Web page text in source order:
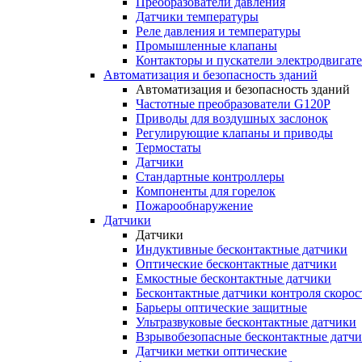
Датчики температуры
Реле давления и температуры
Промышленные клапаны
Контакторы и пускатели
Автоматизация и безопасность зданий
Автоматизация и безопасность зданий
Частотные преобразователи G120P
Приводы для воздушных заслонок
Регулирующие клапаны и приводы
Термостаты
Датчики
Стандартные контроллеры
Компоненты для горелок
Пожарообнаружение
Датчики
Датчики
Индуктивные бесконтактные датчики
Оптические бесконтактные датчики
Емкостные бесконтактные датчики
Бесконтактные датчики контроля
Барьеры оптические защитные
Ультразвуковые бесконтактные датчики
Взрывобезопасные бесконтактные
Датчики метки оптические